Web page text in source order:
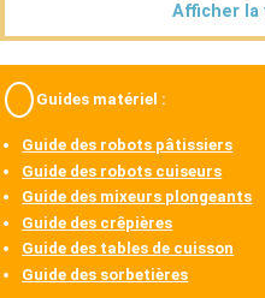
Afficher la
Guides matériel :
Guide des robots pâtissiers
Guide des robots cuiseurs
Guide des mixeurs plongeants
Guide des crêpières
Guide des tables de cuisson
Guide des sorbetières